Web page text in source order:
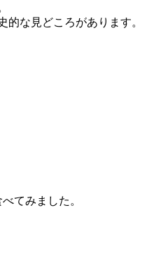
的な見どころがあります。
てみました。